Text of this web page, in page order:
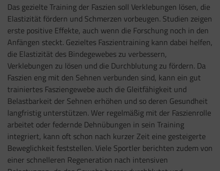
Das gezielte Training der Faszien soll Verklebungen lösen, die
Elastizität fördern und Schmerzen vorbeugen. Studien zeigen
erste positive Effekte, auch wenn die Forschung noch in den
Anfängen steckt. Gezieltes Faszientraining kann dabei helfen,
die Elastizität des Bindegewebes zu verbessern,
Verklebungen zu lösen und die Durchblutung zu fördern. Da
Faszien eng mit den Sehnen verbunden sind, kann ein gut
trainiertes Fasziengewebe auch die Gleitfähigkeit und
Belastbarkeit der Sehnen erhöhen und so deren Gesundheit
langfristig unterstützen. Wer regelmäßig mit der Faszienrolle
arbeitet oder federnde Dehnübungen in sein Training
integriert, kann oft schon nach kurzer Zeit eine gesteigerte
Beweglichkeit feststellen. Viele Sportler berichten zudem von
einer schnelleren Regeneration nach intensiven